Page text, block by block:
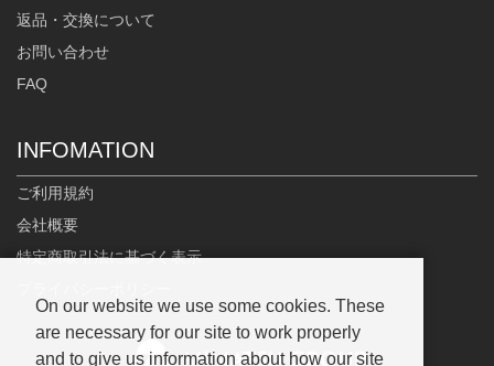
返品・交換について
お問い合わせ
FAQ
INFOMATION
ご利用規約
会社概要
特定商取引法に基づく表示
On our website we use some cookies. These
are necessary for our site to work properly
and to give us information about how our site